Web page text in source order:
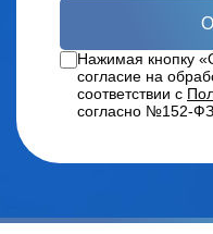
Нажимая кнопку
согласие на
соответствии с
согласно №152-